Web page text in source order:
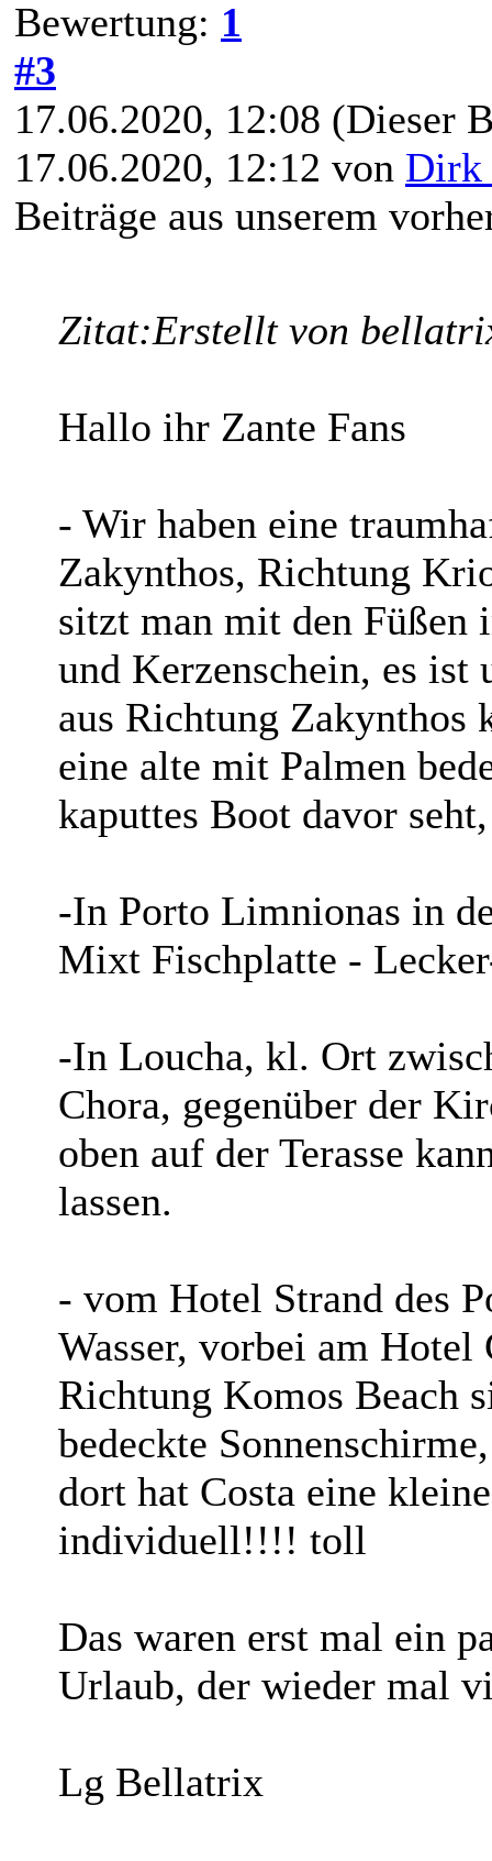
Bewertung: 1
#3
17.06.2020, 12:08 (Dieser
17.06.2020, 12:12 von Dirk
Beiträge aus unserem
Zitat:Erstellt von
Hallo ihr Zante Fans
- Wir haben eine
Zakynthos, Richtung
sitzt man mit den Füßen
und Kerzenschein, es
aus Richtung Zakynthos
eine alte mit Palmen
kaputtes Boot davor
-In Porto Limnionas in
Mixt Fischplatte -
-In Loucha, kl. Ort
Chora, gegenüber der
oben auf der Terasse
lassen.
- vom Hotel Strand des
Wasser, vorbei am
Richtung Komos Beach
bedeckte
dort hat Costa eine
individuell!!!! toll
Das waren erst mal ein
Urlaub, der wieder mal
Lg Bellatrix